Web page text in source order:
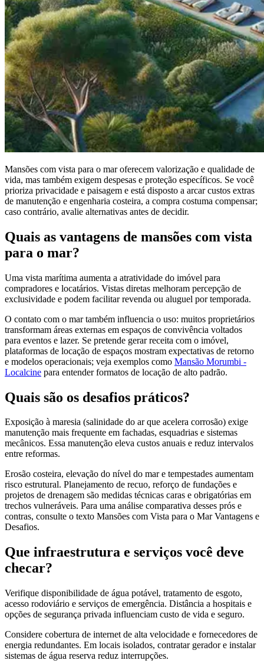
Mansões com vista para o mar oferecem valorização e qualidade de
vida, mas também exigem despesas e proteção específicos. Se você
prioriza privacidade e paisagem e está disposto a arcar custos extras
de manutenção e engenharia costeira, a compra costuma compensar;
caso contrário, avalie alternativas antes de decidir.
Quais as vantagens de mansões com vista
para o mar?
Uma vista marítima aumenta a atratividade do imóvel para
compradores e locatários. Vistas diretas melhoram percepção de
exclusividade e podem facilitar revenda ou aluguel por temporada.
O contato com o mar também influencia o uso: muitos proprietários
transformam áreas externas em espaços de convivência voltados
para eventos e lazer. Se pretende gerar receita com o imóvel,
plataformas de locação de espaços mostram expectativas de retorno
e modelos operacionais; veja exemplos como Mansão Morumbi -
Localcine para entender formatos de locação de alto padrão.
Quais são os desafios práticos?
Exposição à maresia (salinidade do ar que acelera corrosão) exige
manutenção mais frequente em fachadas, esquadrias e sistemas
mecânicos. Essa manutenção eleva custos anuais e reduz intervalos
entre reformas.
Erosão costeira, elevação do nível do mar e tempestades aumentam
risco estrutural. Planejamento de recuo, reforço de fundações e
projetos de drenagem são medidas técnicas caras e obrigatórias em
trechos vulneráveis. Para uma análise comparativa desses prós e
contras, consulte o texto Mansões com Vista para o Mar Vantagens e
Desafios.
Que infraestrutura e serviços você deve
checar?
Verifique disponibilidade de água potável, tratamento de esgoto,
acesso rodoviário e serviços de emergência. Distância a hospitais e
opções de segurança privada influenciam custo de vida e seguro.
Considere cobertura de internet de alta velocidade e fornecedores de
energia redundantes. Em locais isolados, contratar gerador e instalar
sistemas de água reserva reduz interrupções.